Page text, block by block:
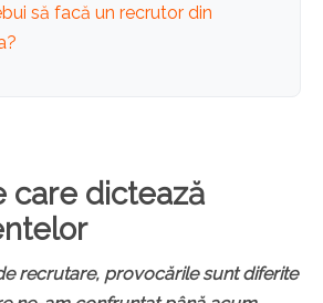
să facă un recrutor din
care dictează
recrutare, provocările sunt diferite